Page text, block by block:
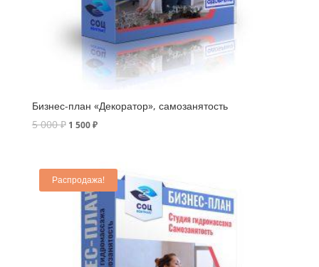
Бизнес-план «Декоратор», самозанятость
5 000₽ 1 500₽
Распродажа!